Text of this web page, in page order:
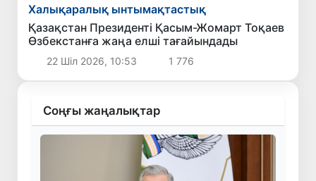
Халықаралық ынтымақтастық
Қазақстан Президенті Қасым-Жомарт Тоқаев
Өзбекстанға жаңа елші тағайындады
22 Шіл 2026, 10:53 1 776
Соңғы жаңалықтар